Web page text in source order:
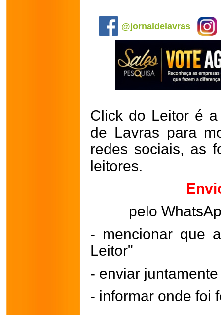
@jornaldelavras
Click do Leitor é
de Lavras para
redes sociais, as
leitores.
pelo
- mencionar que
Leitor"
- enviar
- informar onde foi